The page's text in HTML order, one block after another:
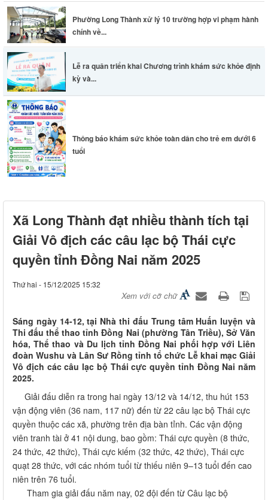
Phường Long Thành xử lý 10 trường hợp vi phạm hành
chính về...
Lễ ra quân triển khai Chương trình khám sức khỏe định
kỳ và...
Thông báo khám sức khỏe toàn dân cho trẻ em dưới 6
tuổi
Sân bay...
Xã Long Thành đạt nhiều thành tích tại
Giải Vô địch các câu lạc bộ Thái cực
quyền tỉnh Đồng Nai năm 2025
Thứ hai - 15/12/2025 15:32
Xem với cỡ chữ
Sáng ngày 14-12, tại Nhà thi đấu Trung tâm Huấn luyện và
Thi đấu thể thao tỉnh Đồng Nai (phường Tân Triều), Sở Văn
hóa, Thể thao và Du lịch tỉnh Đồng Nai phối hợp với Liên
đoàn Wushu và Lân Sư Rồng tỉnh tổ chức Lễ khai mạc Giải
Vô địch các câu lạc bộ Thái cực quyền tỉnh Đồng Nai năm
2025.
Giải đấu diễn ra trong hai ngày 13/12 và 14/12, thu hút 153
vận động viên (36 nam, 117 nữ) đến từ 22 câu lạc bộ Thái cực
quyền thuộc các xã, phường trên địa bàn tỉnh. Các vận động
viên tranh tài ở 41 nội dung, bao gồm: Thái cực quyền (8 thức,
24 thức, 42 thức), Thái cực kiếm (32 thức, 42 thức), Thái cực
quạt 28 thức, với các nhóm tuổi từ thiếu niên 9–13 tuổi đến cao
niên trên 76 tuổi.
Tham gia giải đấu năm nay, 02 đội đến từ Câu lạc bộ